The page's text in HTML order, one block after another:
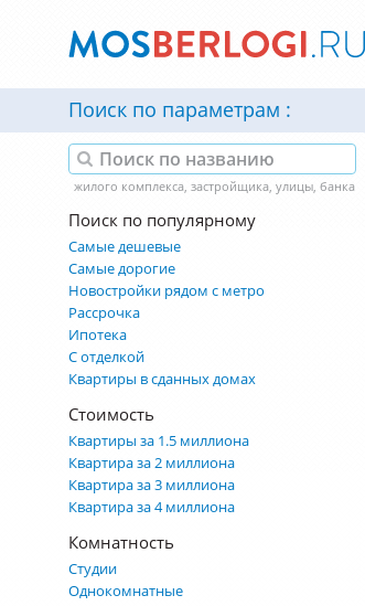
Поиск по параметрам
Поиск по популярному
Самые дешевые
Самые дорогие
Новостройки рядом с метро
Рассрочка
Ипотека
С отделкой
Квартиры в сданных домах
Стоимость
Квартиры за 1.5 миллиона
Квартира за 2 миллиона
Квартира за 3 миллиона
Квартира за 4 миллиона
Комнатность
Студии
Однокомнатные